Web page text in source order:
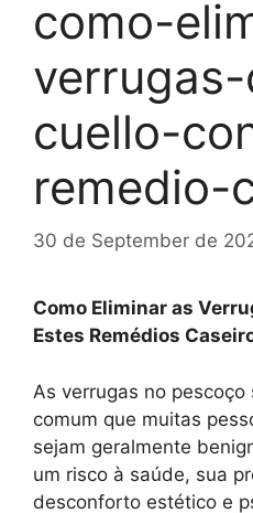
como-
cuello-
remedio-
30 de September de
Como Eliminar as
Estes Remédios
As verrugas no
comum que muitas
sejam geralmente
um risco à saúde, sua
desconforto estético e